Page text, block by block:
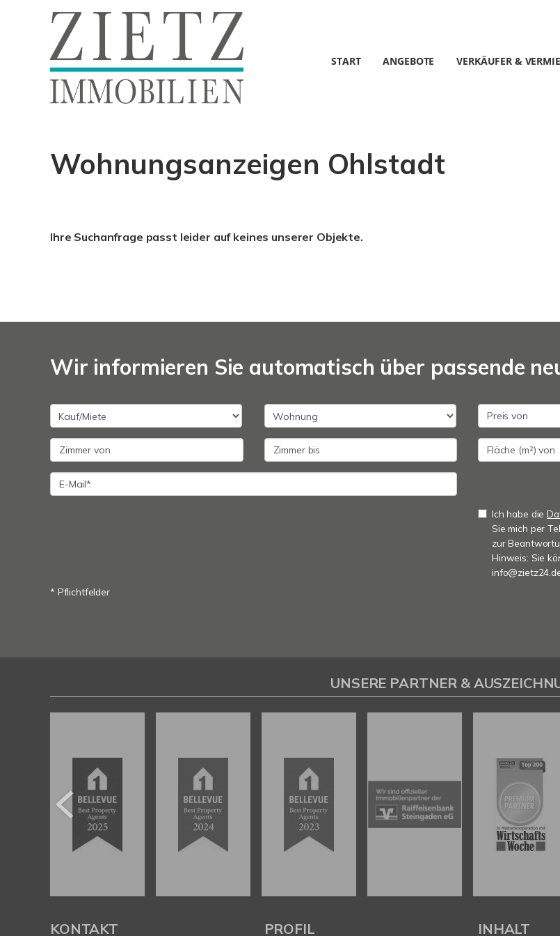
START ANGEBOTE VERKÄUFER &
Wohnungsanzeigen Ohlstadt
Ihre Suchanfrage passt leider auf keines unserer Objekte.
Wir informieren Sie automatisch über passende
Ich habe die
Sie mich per
zur
Hinweis: Sie
* Pflichtfelder
UNSERE PARTNER &
KONTAKT PROFIL INHALT